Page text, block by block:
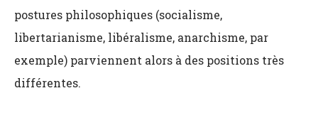
postures philosophiques (socialisme,
libertarianisme, libéralisme, anarchisme, par
exemple) parviennent alors à des positions très
différentes.